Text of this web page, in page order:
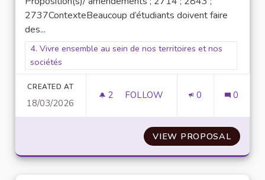
2737ContexteBeaucoup d’étudiants doivent faire
des...
Filter results for scope: 4. Vivre ensemble au sein de nos
4. Vivre ensemble au sein de nos territoires et nos
sociétés
CREATED AT
18/03/2026
2 2 FOLLOWERS
FOLLOW 0 0
VIEW PROPOSALN°43 :